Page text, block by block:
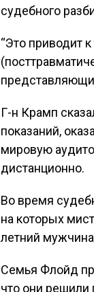
судебного
“Это приводит
Г-н Крамп
показаний,
мировую
дистанционно.
Во время
на которых
летний
Семья Флойд
что они решили